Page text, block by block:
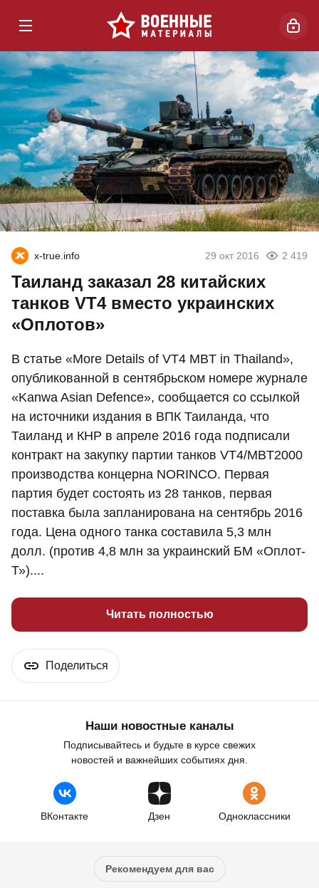
x-true.info 29 окт 2016 2 419
Таиланд заказал 28 китайских
танков VT4 вместо украинских
«Оплотов»
В статье «More Details of VT4 MBT in Thailand»,
опубликованной в сентябрьском номере журнале
«Kanwa Asian Defence», сообщается со ссылкой
на источники издания в ВПК Таиланда, что
Таиланд и КНР в апреле 2016 года подписали
контракт на закупку партии танков VT4/MBT2000
производства концерна NORINCO. Первая
партия будет состоять из 28 танков, первая
поставка была запланирована на сентябрь 2016
года. Цена одного танка составила 5,3 млн
долл. (против 4,8 млн за украинский БМ «Оплот-
Т»)....
Читать полностью
Поделиться
Наши новостные каналы
Подписывайтесь и будьте в курсе свежих
новостей и важнейших событиях дня.
ВКонтакте Дзен Одноклассники
Рекомендуем для вас